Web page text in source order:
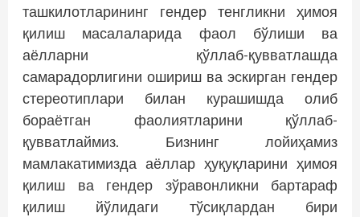
ташкилотларининг гендер тенгликни ҳимоя
қилиш масалаларида фаол бўлиши ва
аёлларни қўллаб-қувватлашда
самарадорлигини ошириш ва эскирган гендер
стереотиплари билан курашишда олиб
бораётган фаолиятларини қўллаб-
қувватлаймиз. Бизнинг лойиҳамиз
мамлакатимизда аёллар ҳуқуқларини ҳимоя
қилиш ва гендер зўравонликни бартараф
қилиш йўлидаги тўсиқлардан бири